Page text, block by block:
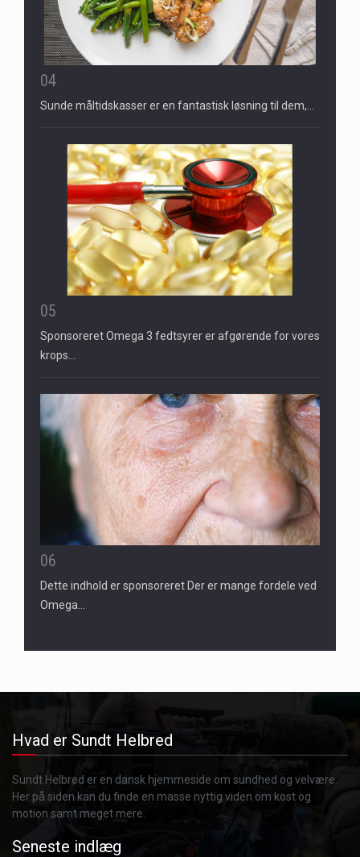
04
Sunde måltidskasser er en fantastisk løsning til dem,…
05
Sponsoreret Omega 3 fedtsyrer er afgørende for vores
krops…
06
Dette indhold er sponsoreret Der er mange fordele ved
Omega…
Hvad er Sundt Helbred
Sundt Helbred er en dansk hjemmeside om sundhed og velvære.
Her på siden kan du finde en masse nyttig viden om kost og
motion samt meget mere.
Seneste indlæg